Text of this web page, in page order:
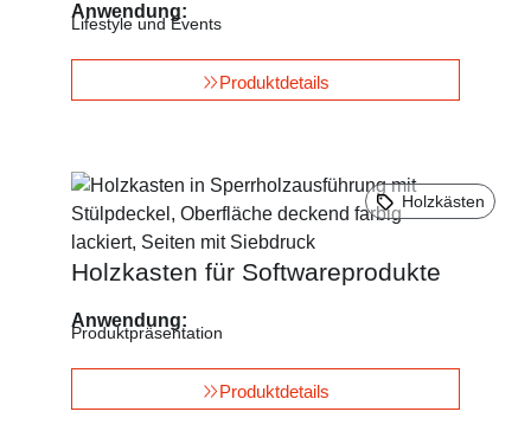
Anwendung:
Lifestyle und Events
Produktdetails
Holzkästen
Holzkasten für Softwareprodukte
Anwendung:
Produktpräsentation
Produktdetails